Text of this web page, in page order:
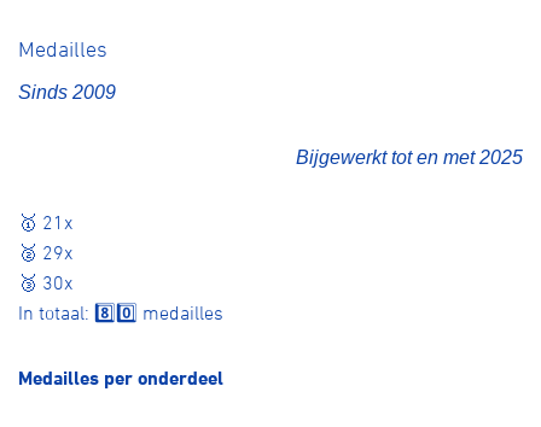
Medailles
Sinds 2009
Bijgewerkt tot en met 2025
🥇 21x
🥈 29x
🥉 30x
In totaal: 8️⃣0️⃣ medailles
Medailles per onderdeel